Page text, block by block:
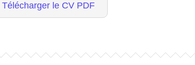
Télécharger le CV PDF